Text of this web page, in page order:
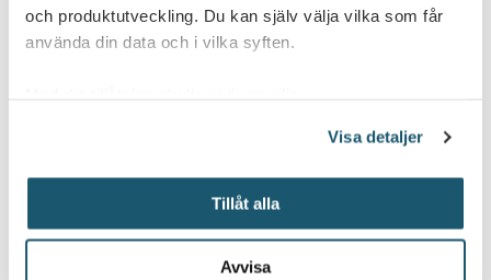
och produktutveckling. Du kan själv välja vilka som får
använda din data och i vilka syften.
som kan ha en noggrannhet på upp till flera meter
Identifiera din enhet genom att aktivt skanna den
för specifika kännetecken (fingeravtryck)
Ta reda på mer om hur dina personliga uppgifter
behandlas och ställ in dina preferenser i
Visa detaljer
Tillåt alla
Avvisa
Efter 1 maj börjar bommarna installeras. Vi informerar
om framskridandet av arbetet om ca en vecka.